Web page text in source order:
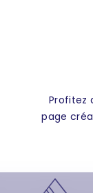
Profitez
page